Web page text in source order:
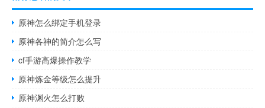
原神怎么绑定手机登录
原神各神的简介怎么写
cf手游高爆操作教学
原神炼金等级怎么提升
原神渊火怎么打败